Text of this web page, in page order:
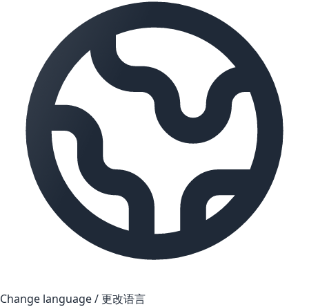
Change language / 更改语言